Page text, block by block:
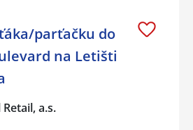
parťačku do
na Letišti
a.s.